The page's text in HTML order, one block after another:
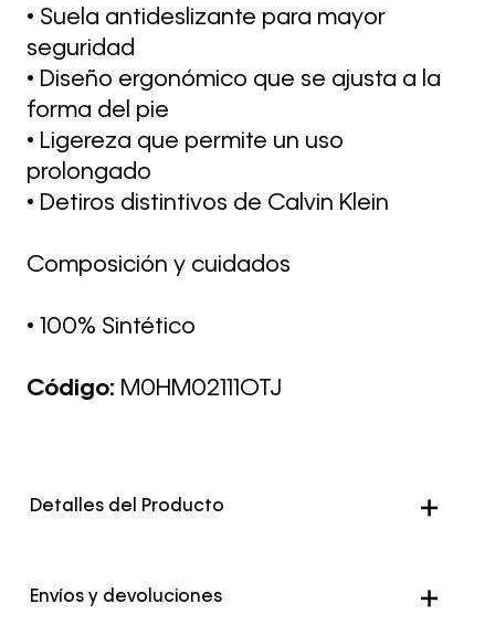
• Suela antideslizante para mayor
seguridad
• Diseño ergonómico que se ajusta a la
forma del pie
• Ligereza que permite un uso
prolongado
• Detiros distintivos de Calvin Klein
Composición y cuidados
• 100% Sintético
Código: M0HM02111OTJ
Detalles del Producto
Color Negro
Envíos y devoluciones